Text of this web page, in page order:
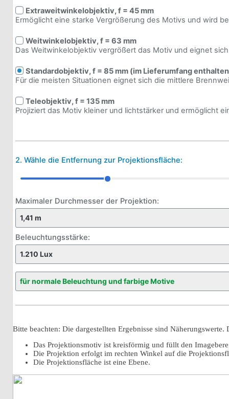
Extra­weit­win­kelobjek­tiv, f = 45 mm
Ermög­licht eine starke Vergrößerung des Motivs und wird
Weit­win­kelobjek­tiv, f = 63 mm
Das Weit­win­kelobjek­tiv vergrößert das Motiv und eignet
Stan­dardobjek­tiv, f = 85 mm (im Lieferumfang
Für die meis­ten Situa­tio­nen eignet sich die mitt­lere
Teleobjek­tiv, f = 135 mm
Projiziert das Motiv klei­ner und licht­stär­ker und ermög­licht
2. Wähle die Entfernung zur Projektionsfläche:
Maximaler Durchmesser der Projektion:
Beleuchtungsstärke:
Bitte beachten: Die dargestellten Ergebnisse sind
Das Projektionsmotiv ist kreisförmig und füllt den
Die Projektion erfolgt im rechten Winkel auf die
Die Projektionsfläche ist eine Ebene.